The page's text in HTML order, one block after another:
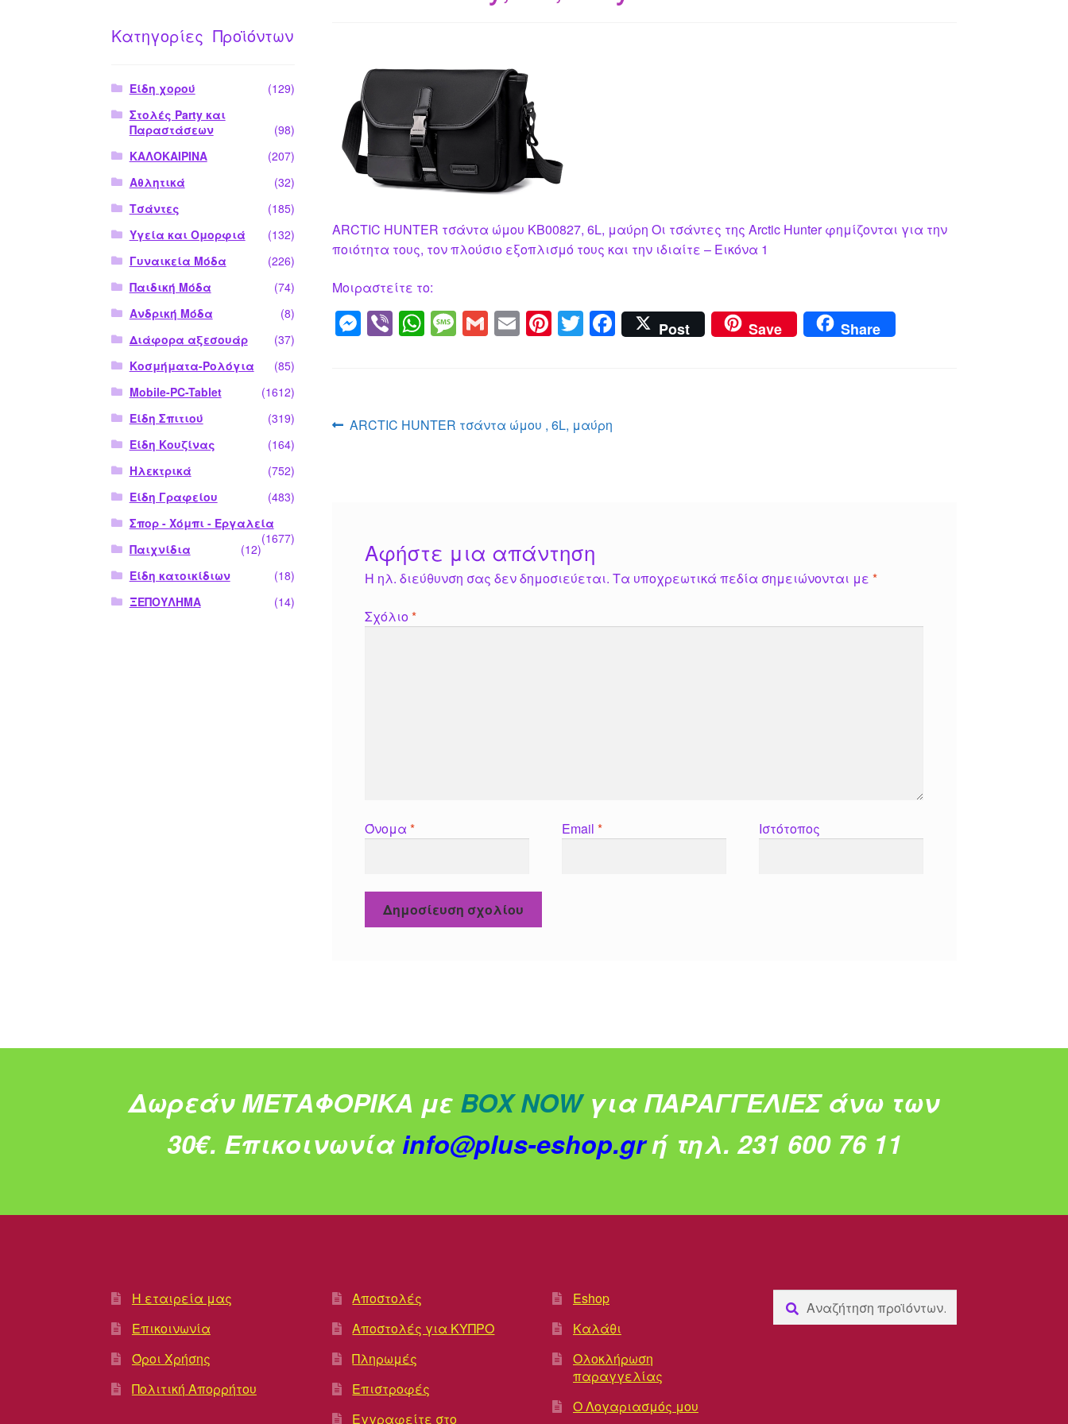
ARCTIC HUNTER τσάντα ώμου KB00827, 6L, μαύρη Οι τσάντες της Arctic Hunter φημίζονται για την
ποιότητα τους, τον πλούσιο εξοπλισμό τους και την ιδιαίτε – Εικόνα 1
Μοιραστείτε το:
M
e
n
Vi
b
W
h
A
M
e
g
G
m
E
m
Pi
nt
st
T
wi
F
a
Post Save Share
Πλοήγηση
Προηγούμενο
ARCTIC HUNTER τσάντα ώμου , 6L, μαύρη
Αφήστε μια απάντηση
Η ηλ. διεύθυνση σας δεν δημοσιεύεται. Τα υποχρεωτικά πεδία σημειώνονται με*
Σχόλιο*
Όνομα* Email* Ιστότοπος
Κατηγορίες Προϊόντων
Είδη χορού
(129)
Στολές Party και
Παραστάσεων
(98)
ΚΑΛΟΚΑΙΡΙΝΑ
(207)
Αθλητικά
(32)
Τσάντες
(185)
Υγεία και Ομορφιά
(132)
Γυναικεία Μόδα
(226)
Παιδική Μόδα
(74)
Ανδρική Μόδα
(8)
Διάφορα αξεσουάρ
(37)
Κοσμήματα-Ρολόγια
(85)
Mobile-PC-Tablet
(1612)
Είδη Σπιτιού
(319)
Είδη Κουζίνας
(164)
Ηλεκτρικά
(752)
Είδη Γραφείου
(483)
Σπορ - Χόμπι - Εργαλεία
(1677)
Παιχνίδια
(12)
Είδη κατοικίδιων
(18)
ΞΕΠΟΥΛΗΜΑ
(14)
Δωρεάν ΜΕΤΑΦΟΡΙΚΑ με BOX NOW για ΠΑΡΑΓΓΕΛΙΕΣ άνω των
30€. Επικοινωνία info@plus-eshop.grή τηλ. 231 600 76 11
Η εταιρεία μας
Επικοινωνία
Όροι Χρήσης
Πολιτική Απορρήτου
Αποστολές
Αποστολές για ΚΥΠΡΟ
Πληρωμές
Επιστροφές
Εγγραφείτε στο
Eshop
Καλάθι
Ολοκλήρωση
παραγγελίας
Ο Λογαριασμός μου
Αναζήτηση
για:
Αναζήτηση